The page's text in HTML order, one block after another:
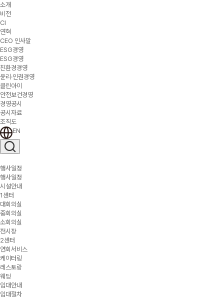
소개
비전
CI
연혁
CEO 인사말
ESG경영
ESG경영
친환경경영
윤리·인권경영
클린아이
안전보건경영
경영공시
공시자료
조직도
EN
행사일정
행사일정
시설안내
1센터
대회의실
중회의실
소회의실
전시장
2센터
연회서비스
케이터링
레스토랑
웨딩
임대안내
임대절차